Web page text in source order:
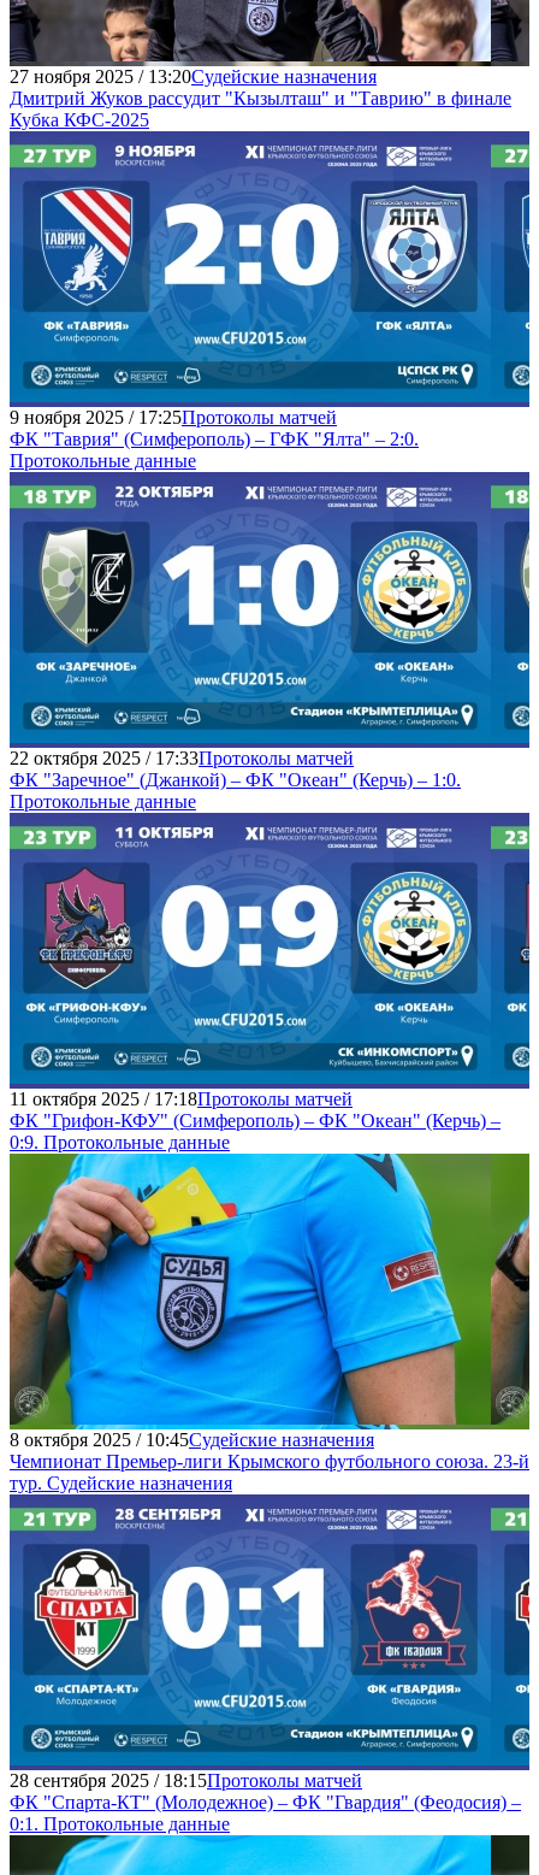
27 ноября 2025 / 13:20Судейские назначения
Дмитрий Жуков рассудит "Кызылташ" и "Таврию" в финале
Кубка КФС-2025
9 ноября 2025 / 17:25Протоколы матчей
ФК "Таврия" (Симферополь) – ГФК "Ялта" – 2:0.
Протокольные данные
22 октября 2025 / 17:33Протоколы матчей
ФК "Заречное" (Джанкой) – ФК "Океан" (Керчь) – 1:0.
Протокольные данные
11 октября 2025 / 17:18Протоколы матчей
ФК "Грифон-КФУ" (Симферополь) – ФК "Океан" (Керчь) –
0:9. Протокольные данные
8 октября 2025 / 10:45Судейские назначения
Чемпионат Премьер-лиги Крымского футбольного союза. 23-й
тур. Судейские назначения
28 сентября 2025 / 18:15Протоколы матчей
ФК "Спарта-КТ" (Молодежное) – ФК "Гвардия" (Феодосия) –
0:1. Протокольные данные